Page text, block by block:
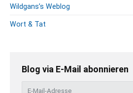
Wildgans’s Weblog
Wort & Tat
Blog via E-Mail abonnieren